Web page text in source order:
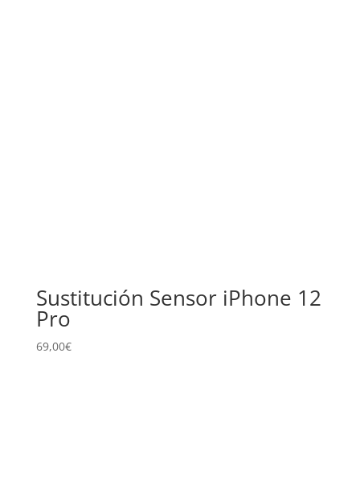
Sustitución Sensor iPhone 12
Pro
69,00€